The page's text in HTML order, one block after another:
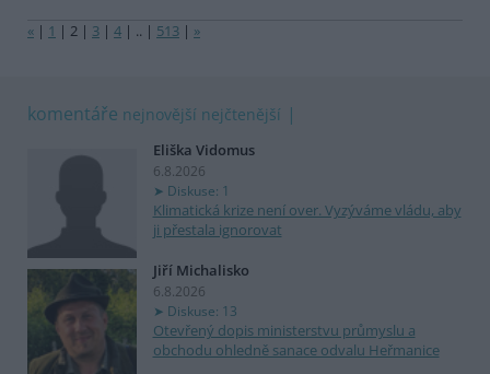
« | 1 | 2 | 3 | 4 | .. | 513 | »
komentáře nejnovější nejčtenější
Eliška Vidomus
6.8.2026
Diskuse: 1
Klimatická krize není over. Vyzýváme vládu, aby
ji přestala ignorovat
Jiří Michalisko
6.8.2026
Diskuse: 13
Otevřený dopis ministerstvu průmyslu a
obchodu ohledně sanace odvalu Heřmanice